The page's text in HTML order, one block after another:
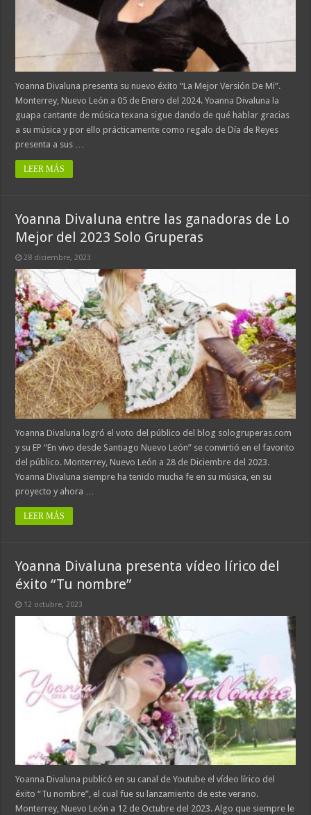
Yoanna Divaluna presenta su nuevo éxito “La Mejor Versión De Mi”.
Monterrey, Nuevo León a 05 de Enero del 2024. Yoanna Divaluna la
guapa cantante de música texana sigue dando de qué hablar gracias
a su música y por ello prácticamente como regalo de Día de Reyes
presenta a sus …
LEER MÁS
Yoanna Divaluna entre las ganadoras de Lo
Mejor del 2023 Solo Gruperas
28 diciembre, 2023
Yoanna Divaluna logró el voto del público del blog sologruperas.com
y su EP “En vivo desde Santiago Nuevo León” se convirtió en el favorito
del público. Monterrey, Nuevo León a 28 de Diciembre del 2023.
Yoanna Divaluna siempre ha tenido mucha fe en su música, en su
proyecto y ahora …
LEER MÁS
Yoanna Divaluna presenta vídeo lírico del
éxito “Tu nombre”
12 octubre, 2023
Yoanna Divaluna publicó en su canal de Youtube el vídeo lírico del
éxito “Tu nombre”, el cual fue su lanzamiento de este verano.
Monterrey, Nuevo León a 12 de Octubre del 2023. Algo que siempre le